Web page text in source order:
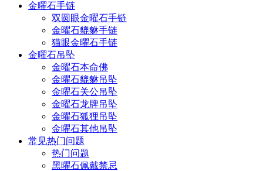
金曜石手链
双圆眼金曜石手链
金曜石貔貅手链
猫眼金曜石手链
金曜石吊坠
金曜石本命佛
金曜石貔貅吊坠
金曜石关公吊坠
金曜石龙牌吊坠
金曜石狐狸吊坠
金曜石其他吊坠
常见热门问题
热门问题
黑曜石佩戴禁忌